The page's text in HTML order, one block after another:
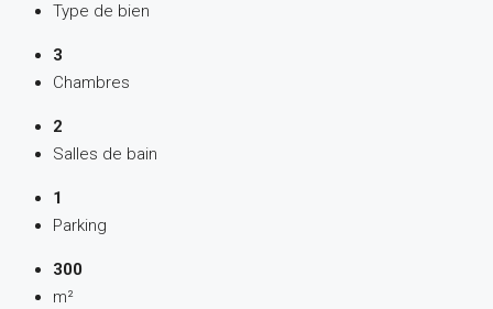
Type de bien
3
Chambres
2
Salles de bain
1
Parking
300
m²